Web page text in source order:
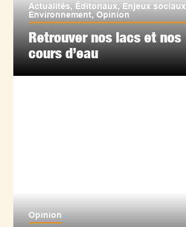
Actualités, Éditoriaux, Enjeux sociaux
Environnement,Opinion
Retrouver nos lacs et nos
cours d’eau
Opinion